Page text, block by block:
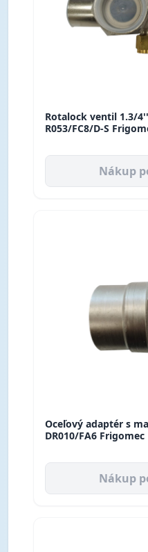
Rotalock ventil 1.3/
R053/FC8/D-S
Nákup
Oceľový adaptér s
DR010/FA6 Frigomec
Nákup